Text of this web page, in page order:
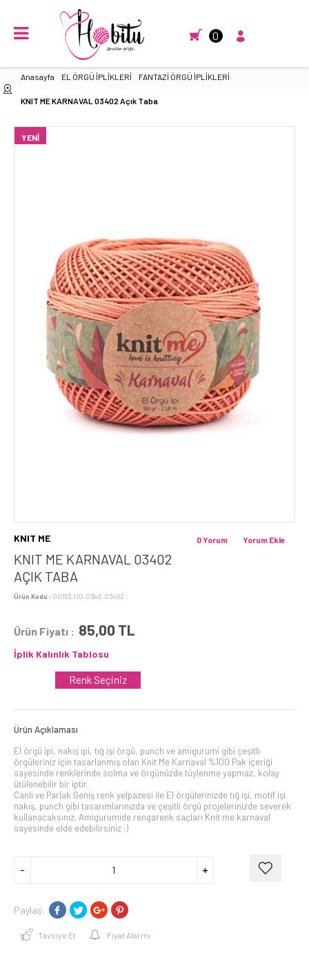
0
Anasayfa EL ÖRGÜ İPLİKLERİ FANTAZİ ÖRGÜ İPLİKLERİ
KNIT ME KARNAVAL 03402 Açık Taba
YENI
KNIT ME
KNIT ME KARNAVAL 03402
AÇIK TABA
Ürün Kodu : 00153.110.0340.03402
Yorum Ekle
0 Yorum
Ürün Fiyatı : 85,00 TL
İplik Kalınlık Tablosu
Renk Seçiniz
Ürün Açıklaması
El örgü ipi, nakış ipi, tığ işi örgü, punch ve amigurumi gibi çeşitli
örgüleriniz için tasarlanmış olan Knit Me Karnaval %100 Pak içeriği
sayesinde renklerinde solma ve örgünüzde tüylenme yapmaz, kolay
ütülenebilir bir iptir.
Canlı ve Parlak Geniş renk yelpazesi ile El örgülerinizde tığ işi, motif işi
nakış, punch gibi tasarımlarınızda ve çeşitli örgü projelerinizde severek
kullanacaksınız. Amigurumide rengarenk saçları Knit me karnaval
sayesinde elde edebilirsiniz :)
Paylaş:
Tavsiye Et Fiyat Alarmı